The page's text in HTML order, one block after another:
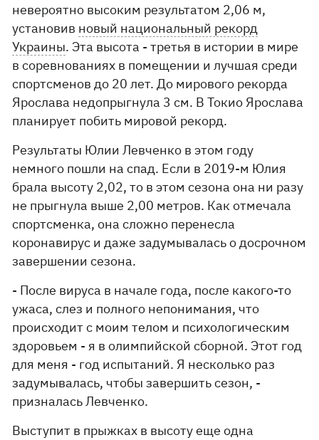
невероятно высоким результатом 2,06 м,
установив новый национальный рекорд
Украины. Эта высота - третья в истории в мире
в соревнованиях в помещении и лучшая среди
спортсменов до 20 лет. До мирового рекорда
Ярослава недопрыгнула 3 см. В Токио Ярослава
планирует побить мировой рекорд.
Результаты Юлии Левченко в этом году
немного пошли на спад. Если в 2019-м Юлия
брала высоту 2,02, то в этом сезона она ни разу
не прыгнула выше 2,00 метров. Как отмечала
спортсменка, она сложно перенесла
коронавирус и даже задумывалась о досрочном
завершении сезона.
- После вируса в начале года, после какого-то
ужаса, слез и полного непонимания, что
происходит с моим телом и психологическим
здоровьем - я в олимпийской сборной. Этот год
для меня - год испытаний. Я несколько раз
задумывалась, чтобы завершить сезон, -
призналась Левченко.
Выступит в прыжках в высоту еще одна